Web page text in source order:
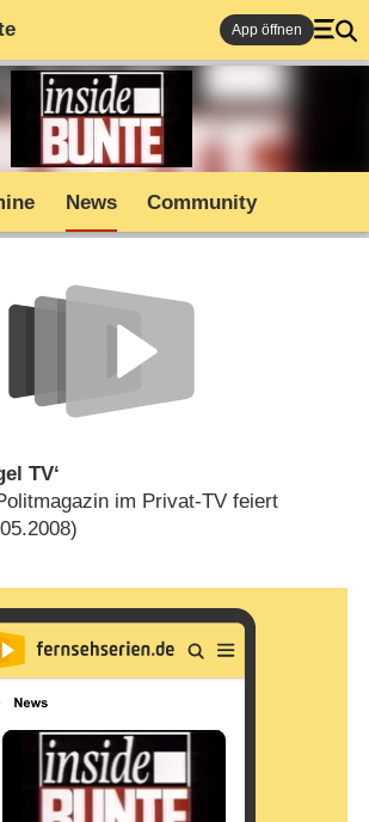
App öffnen
News Community
TV‘
im Privat-TV feiert